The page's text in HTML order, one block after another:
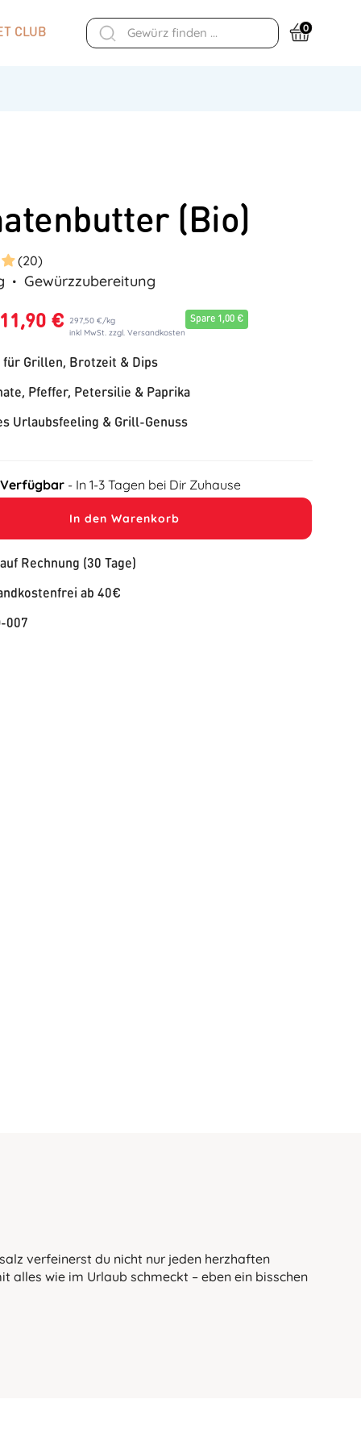
CLUB 0
(Bio)
(20)
Gewürzzubereitung
11,90 € 297,50 €/kg
inkl MwSt. zzgl. Versandkosten
Spare 1,00 €
für Grillen, Brotzeit & Dips
Pfeffer, Petersilie & Paprika
Urlaubsfeeling & Grill-Genuss
- In 1-3 Tagen bei Dir Zuhause
In den Warenkorb
Rechnung (30 Tage)
ab 40€
007
verfeinerst du nicht nur jeden herzhaften
wie im Urlaub schmeckt – eben ein bisschen